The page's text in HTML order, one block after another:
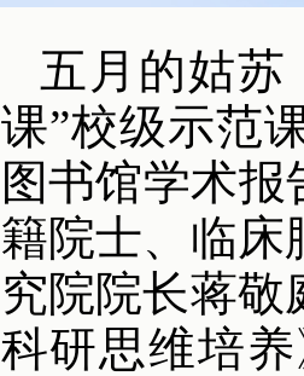
五月的姑苏
课”校级示范
图书馆学术
籍院士、临床
究院院长蒋
科研思维培